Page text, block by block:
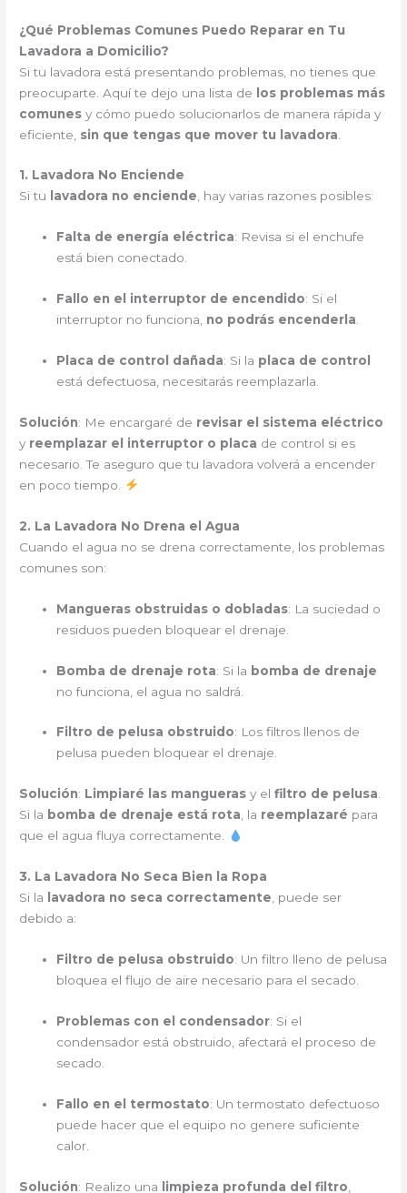
¿Qué Problemas Comunes Puedo Reparar en Tu
Lavadora a Domicilio?
Si tu lavadora está presentando problemas, no tienes que
preocuparte. Aquí te dejo una lista de los problemas más
comunes y cómo puedo solucionarlos de manera rápida y
eficiente, sin que tengas que mover tu lavadora
1. Lavadora No Enciende
Si tu
lavadora no enciende, hay varias razones posibles:
Falta de energía eléctrica: Revisa si el enchufe
está bien conectado.
Fallo en el interruptor de encendido: Si el
interruptor no funciona, no podrás encenderla
Placa de control dañada: Si la placa de control
está defectuosa, necesitarás reemplazarla.
Solución: Me encargaré de revisar el sistema eléctrico
y reemplazar el interruptor o placa de control si es
necesario. Te aseguro que tu lavadora volverá a encender
en poco tiempo.
2. La Lavadora No Drena el Agua
Cuando el agua no se drena correctamente, los problemas
comunes son:
Mangueras obstruidas o dobladas: La suciedad o
residuos pueden bloquear el drenaje.
Bomba de drenaje rota: Si la bomba de drenaje
no funciona, el agua no saldrá.
Filtro de pelusa obstruido: Los filtros llenos de
pelusa pueden bloquear el drenaje.
Solución: Limpiaré las mangueras y elfiltro de pelusa.
Si la bomba de drenaje está rota, la reemplazaré para
que el agua fluya correctamente.
3. La Lavadora No Seca Bien la Ropa
Si la
lavadora no seca correctamente , puede ser
debido a:
Filtro de pelusa obstruido: Un filtro lleno de pelusa
bloquea el flujo de aire necesario para el secado.
Problemas con el condensador: Si el
condensador está obstruido, afectará el proceso de
secado.
Fallo en el termostato: Un termostato defectuoso
puede hacer que el equipo no genere suficiente
calor.
Solución: Realizo una limpieza profunda del filtro